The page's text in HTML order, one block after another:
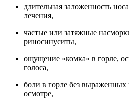
длительная заложенность
лечения,
частые или затяжные
риносинуситы,
ощущение «комка» в горле,
голоса,
боли в горле без
осмотре,